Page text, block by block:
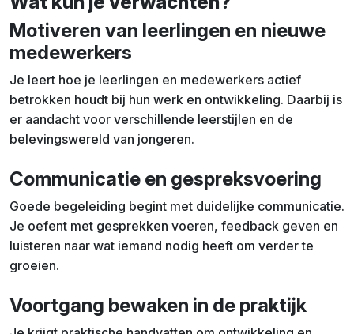
Motiveren van leerlingen en nieuwe
medewerkers
Je leert hoe je leerlingen en medewerkers actief
betrokken houdt bij hun werk en ontwikkeling. Daarbij is
er aandacht voor verschillende leerstijlen en de
belevingswereld van jongeren.
Communicatie en gespreksvoering
Goede begeleiding begint met duidelijke communicatie.
Je oefent met gesprekken voeren, feedback geven en
luisteren naar wat iemand nodig heeft om verder te
groeien.
Voortgang bewaken in de praktijk